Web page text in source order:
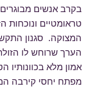
בקרב אנשים
טראומטיים
המצוקה. סגנון
הערך שרוחש לו
אמון מלא בכוונותיו
מפתח יחסי קירבה